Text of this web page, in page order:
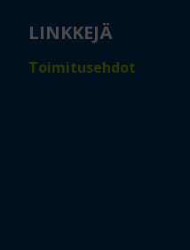
LINKKEJÄ
Toimitusehdot